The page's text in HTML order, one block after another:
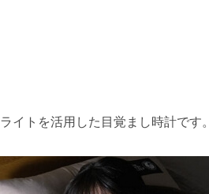
イトを活用した目覚まし時計です。